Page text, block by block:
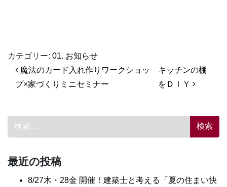
カテゴリー: 01. お知らせ
投稿ナビゲーション
魔法のカード入れ作りワークショッ
プ×家づくりミニセミナー
キッチンの棚
をＤＩＹ
検索:
最近の投稿
8/27木・28金 開催！建築士と考える「夏の住まい快